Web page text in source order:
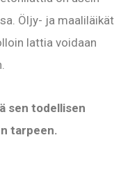
Öljy- ja maaliläikät
lattia voidaan
sen todellisen
tarpeen.